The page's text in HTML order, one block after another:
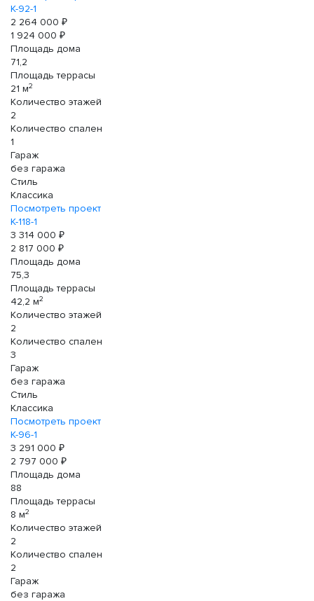
К-92-1
2 264 000 ₽
1 924 000 ₽
Площадь дома
71,2
Площадь террасы
21 м2
Количество этажей
2
Количество спален
1
Гараж
без гаража
Стиль
Классика
Посмотреть проект
К-118-1
3 314 000 ₽
2 817 000 ₽
Площадь дома
75,3
Площадь террасы
42,2 м2
Количество этажей
2
Количество спален
3
Гараж
без гаража
Стиль
Классика
Посмотреть проект
К-96-1
3 291 000 ₽
2 797 000 ₽
Площадь дома
88
Площадь террасы
8 м2
Количество этажей
2
Количество спален
2
Гараж
без гаража